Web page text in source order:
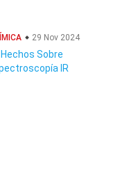
29 Nov 2024
Sobre
IR